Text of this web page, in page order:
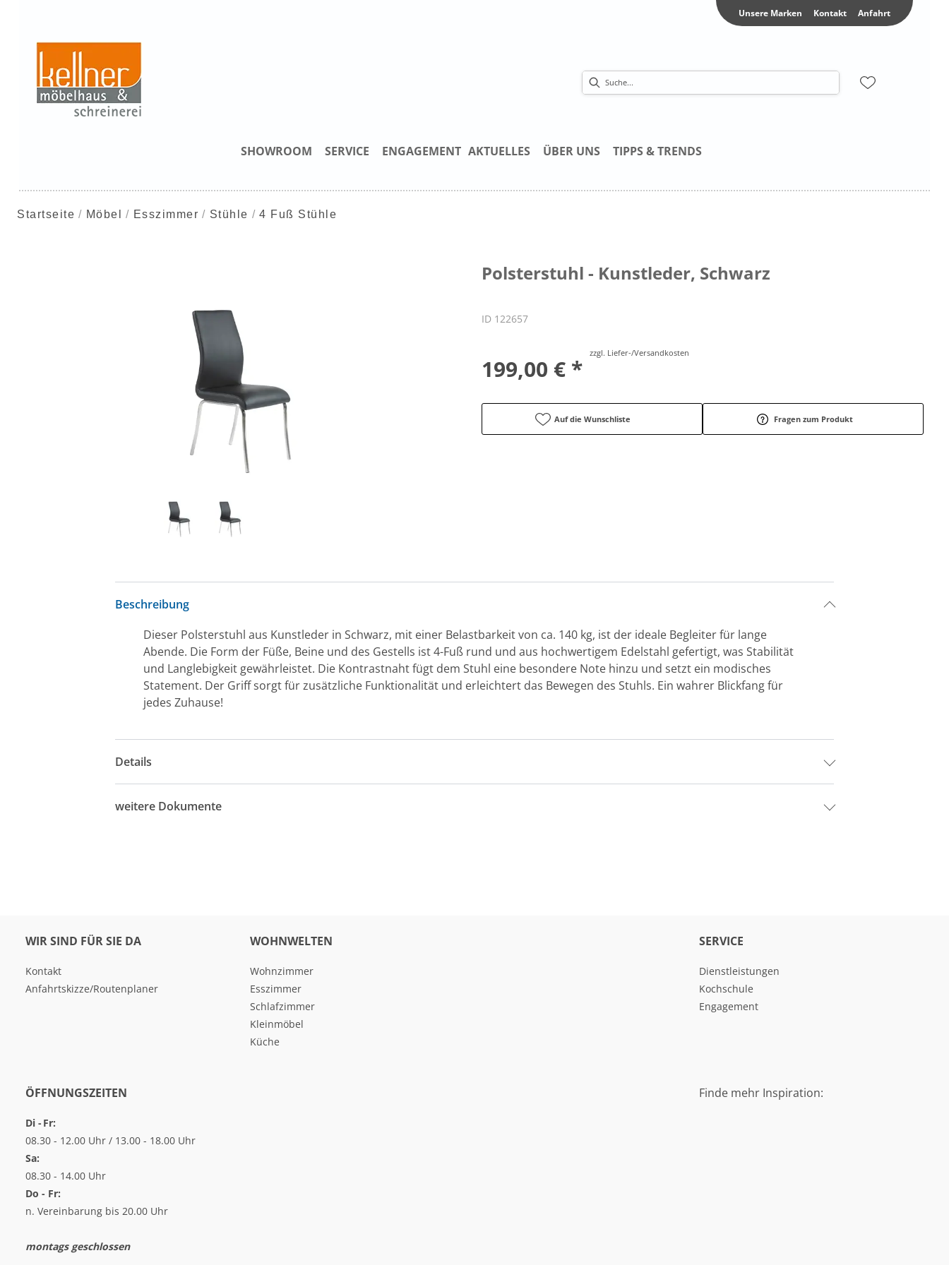
Unsere Marken Kontakt Anfahrt
SHOWROOM SERVICE ENGAGEMENT AKTUELLES ÜBER UNS TIPPS & TRENDS
Startseite Möbel Esszimmer Stühle 4 Fuß Stühle
Polsterstuhl - Kunstleder, Schwarz
ID 122657
199,00 € *
zzgl. Liefer-/Versandkosten
Auf die Wunschliste Fragen zum Produkt
Beschreibung
Dieser Polsterstuhl aus Kunstleder in Schwarz, mit einer Belastbarkeit von ca. 140 kg, ist der ideale Begleiter für lange
Abende. Die Form der Füße, Beine und des Gestells ist 4-Fuß rund und aus hochwertigem Edelstahl gefertigt, was Stabilität
und Langlebigkeit gewährleistet. Die Kontrastnaht fügt dem Stuhl eine besondere Note hinzu und setzt ein modisches
Statement. Der Griff sorgt für zusätzliche Funktionalität und erleichtert das Bewegen des Stuhls. Ein wahrer Blickfang für
jedes Zuhause!
Details
weitere Dokumente
WIR SIND FÜR SIE DA
Kontakt
Anfahrtskizze/Routenplaner
WOHNWELTEN
Wohnzimmer
Esszimmer
Schlafzimmer
Kleinmöbel
Küche
SERVICE
Dienstleistungen
Kochschule
Engagement
ÖFFNUNGSZEITEN
Di - Fr:
08.30 - 12.00 Uhr / 13.00 - 18.00 Uhr
Sa:
08.30 - 14.00 Uhr
Do - Fr:
n. Vereinbarung bis 20.00 Uhr
montags geschlossen
Finde mehr Inspiration: